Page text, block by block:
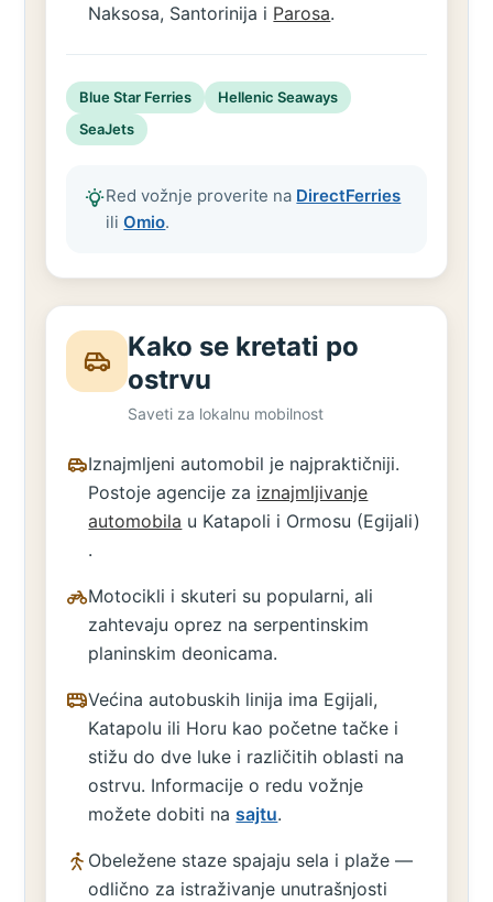
Naksosa, Santorinija i Parosa.
Blue Star Ferries
Hellenic Seaways
SeaJets
Red vožnje proverite na DirectFerries
iliOmio.
Kako se kretati po
ostrvu
Saveti za lokalnu mobilnost
Iznajmljeni automobil je najpraktičniji.
Postoje agencije za iznajmljivanje
automobila u Katapoli i Ormosu (Egijali)
.
Motocikli i skuteri su popularni, ali
zahtevaju oprez na serpentinskim
planinskim deonicama.
Većina autobuskih linija ima Egijali,
Katapolu ili Horu kao početne tačke i
stižu do dve luke i različitih oblasti na
ostrvu. Informacije o redu vožnje
možete dobiti nasajtu.
Obeležene staze spajaju sela i plaže —
odlično za istraživanje unutrašnjosti